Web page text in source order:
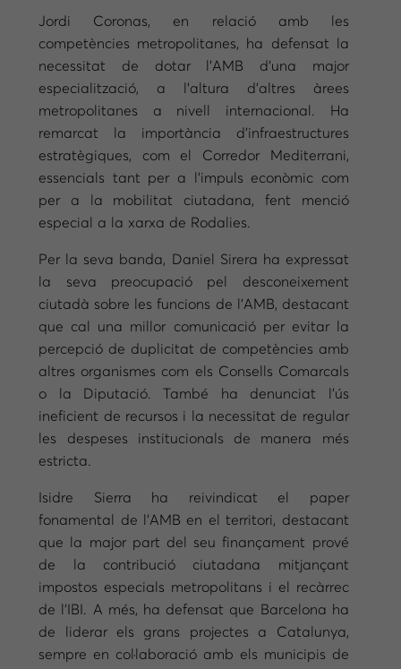
Jordi Coronas, en relació amb les
competències metropolitanes, ha defensat la
necessitat de dotar l’AMB d’una major
especialització, a l’altura d’altres àrees
metropolitanes a nivell internacional. Ha
remarcat la importància d’infraestructures
estratègiques, com el Corredor Mediterrani,
essencials tant per a l’impuls econòmic com
per a la mobilitat ciutadana, fent menció
especial a la xarxa de Rodalies.
Per la seva banda, Daniel Sirera ha expressat
la seva preocupació pel desconeixement
ciutadà sobre les funcions de l’AMB, destacant
que cal una millor comunicació per evitar la
percepció de duplicitat de competències amb
altres organismes com els Consells Comarcals
o la Diputació. També ha denunciat l’ús
ineficient de recursos i la necessitat de regular
les despeses institucionals de manera més
estricta.
Isidre Sierra ha reivindicat el paper
fonamental de l’AMB en el territori, destacant
que la major part del seu finançament prové
de la contribució ciutadana mitjançant
impostos especials metropolitans i el recàrrec
de l’IBI. A més, ha defensat que Barcelona ha
de liderar els grans projectes a Catalunya,
sempre en col·laboració amb els municipis de